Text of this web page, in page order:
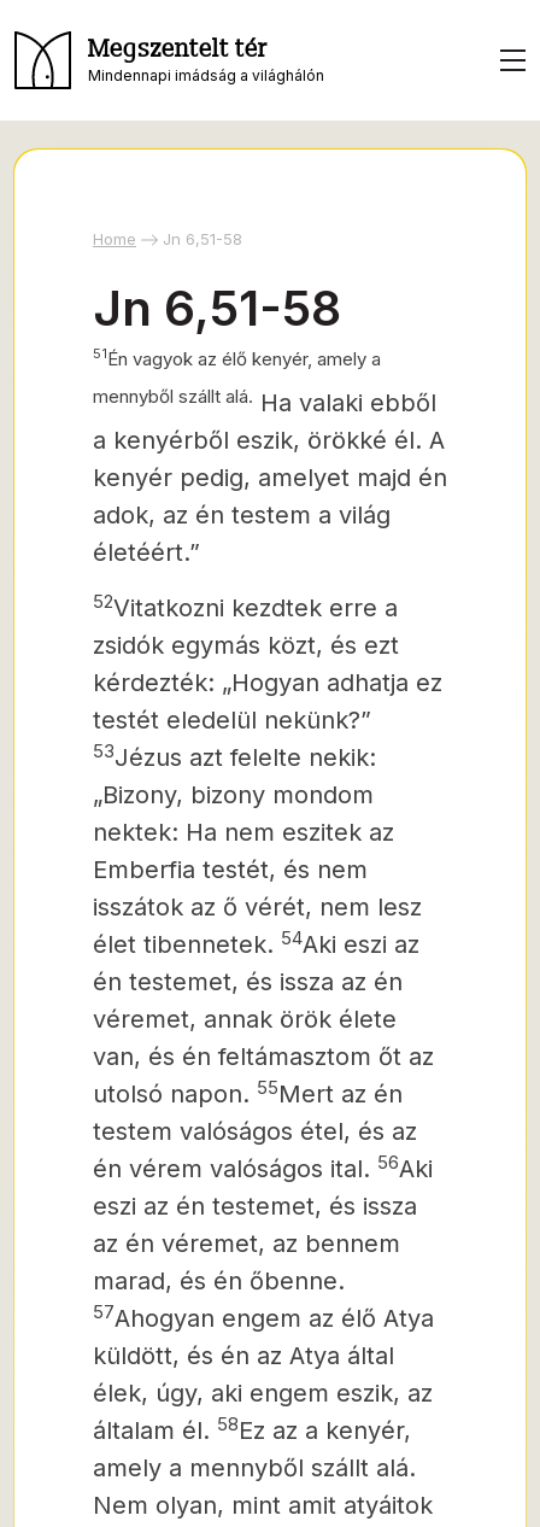
Megszentelt tér
Mindennapi imádság a világhálón
Home Jn 6,51-58
Jn 6,51-58
51Én vagyok az élő kenyér, amely a
mennyből szállt alá. Ha valaki ebből
a kenyérből eszik, örökké él. A
kenyér pedig, amelyet majd én
adok, az én testem a világ
életéért.”
52Vitatkozni kezdtek erre a
zsidók egymás közt, és ezt
kérdezték: „Hogyan adhatja ez
testét eledelül nekünk?”
53Jézus azt felelte nekik:
„Bizony, bizony mondom
nektek: Ha nem eszitek az
Emberfia testét, és nem
isszátok az ő vérét, nem lesz
élet tibennetek. 54Aki eszi az
én testemet, és issza az én
véremet, annak örök élete
van, és én feltámasztom őt az
utolsó napon. 55Mert az én
testem valóságos étel, és az
én vérem valóságos ital. 56Aki
eszi az én testemet, és issza
az én véremet, az bennem
marad, és én őbenne.
57Ahogyan engem az élő Atya
küldött, és én az Atya által
élek, úgy, aki engem eszik, az
általam él. 58Ez az a kenyér,
amely a mennyből szállt alá.
Nem olyan, mint amit atyáitok